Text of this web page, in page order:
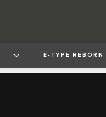
E‑TYPE REBORN